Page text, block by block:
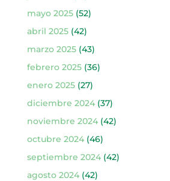
mayo 2025(52)
abril 2025(42)
marzo 2025(43)
febrero 2025(36)
enero 2025(27)
diciembre 2024(37)
noviembre 2024(42)
octubre 2024(46)
septiembre 2024(42)
agosto 2024(42)